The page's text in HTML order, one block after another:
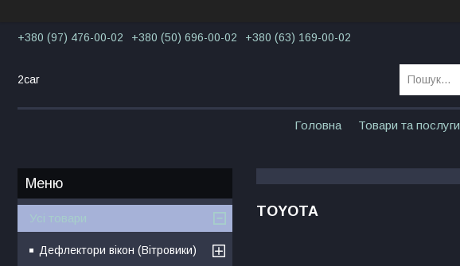
+380 (97) 476-00-02 +380 (50) 696-00-02 +380 (63) 169-00-02
2car
Головна Товари та послуги
TOYOTA
Усі товари
Дефлектори вікон (Вітровики)